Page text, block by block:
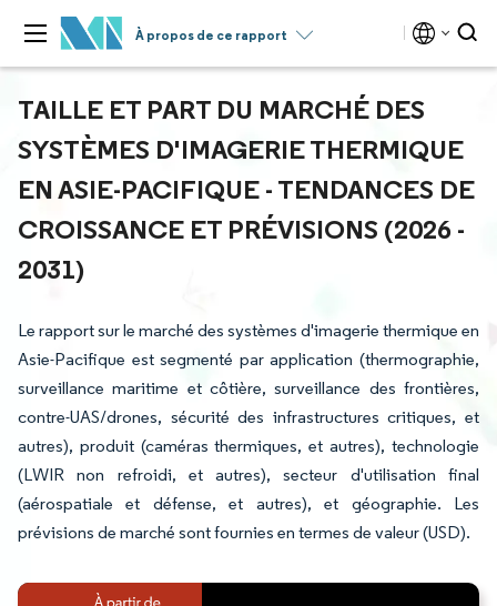
À propos de ce rapport
TAILLE ET PART DU MARCHÉ DES
SYSTÈMES D'IMAGERIE THERMIQUE
EN ASIE-PACIFIQUE - TENDANCES DE
CROISSANCE ET PRÉVISIONS (2026 -
2031)
Le rapport sur le marché des systèmes d'imagerie thermique en
Asie-Pacifique est segmenté par application (thermographie,
surveillance maritime et côtière, surveillance des frontières,
contre-UAS/drones, sécurité des infrastructures critiques, et
autres), produit (caméras thermiques, et autres), technologie
(LWIR non refroidi, et autres), secteur d'utilisation final
(aérospatiale et défense, et autres), et géographie. Les
prévisions de marché sont fournies en termes de valeur (USD).